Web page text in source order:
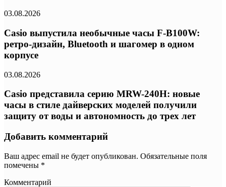
03.08.2026
Casio выпустила необычные часы F-B100W:
ретро-дизайн, Bluetooth и шагомер в одном
корпусе
03.08.2026
Casio представила серию MRW-240H: новые
часы в стиле дайверских моделей получили
защиту от воды и автономность до трех лет
Добавить комментарий
Ваш адрес email не будет опубликован. Обязательные поля
помечены *
Комментарий